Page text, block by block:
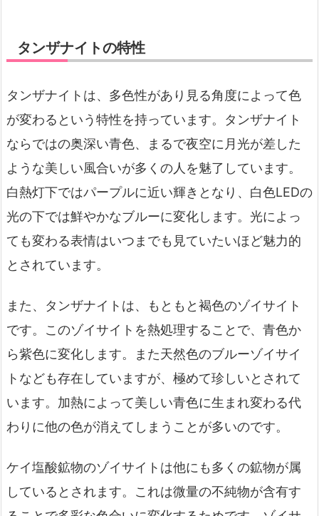
タンザナイトの特性
タンザナイトは、多色性があり見る角度によって色
が変わるという特性を持っています。タンザナイト
ならではの奥深い青色、まるで夜空に月光が差した
ような美しい風合いが多くの人を魅了しています。
白熱灯下ではパープルに近い輝きとなり、白色LEDの
光の下では鮮やかなブルーに変化します。光によっ
ても変わる表情はいつまでも見ていたいほど魅力的
とされています。
また、タンザナイトは、もともと褐色のゾイサイト
です。このゾイサイトを熱処理することで、青色か
ら紫色に変化します。また天然色のブルーゾイサイ
トなども存在していますが、極めて珍しいとされて
います。加熱によって美しい青色に生まれ変わる代
わりに他の色が消えてしまうことが多いのです。
ケイ塩酸鉱物のゾイサイトは他にも多くの鉱物が属
しているとされます。これは微量の不純物が含有す